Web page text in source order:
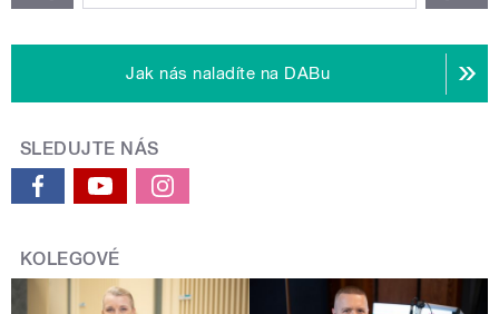
Jak nás naladíte na DABu
SLEDUJTE NÁS
KOLEGOVÉ